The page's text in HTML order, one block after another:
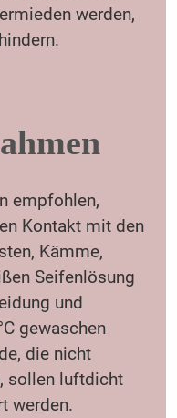
werden,
empfohlen,
Kontakt mit den
Kämme,
Seifenlösung
und
gewaschen
die nicht
sollen luftdicht
werden.